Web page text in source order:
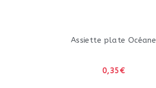
Assiette plate Océane
0,35€